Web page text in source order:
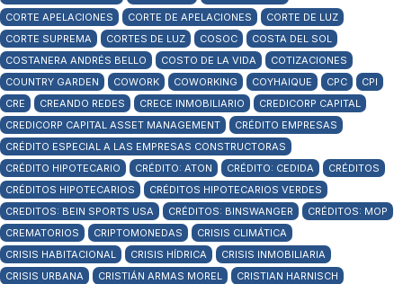
CORTE APELACIONES
CORTE DE APELACIONES
CORTE DE LUZ
CORTE SUPREMA
CORTES DE LUZ COSOC
COSTA DEL SOL
COSTANERA ANDRÉS BELLO
COSTO DE LA VIDA
COTIZACIONES
COUNTRY GARDEN
COWORK COWORKING COYHAIQUE CPC
CPI
CRE
CREANDO REDES CRECE INMOBILIARIO
CREDICORP CAPITAL
CREDICORP CAPITAL ASSET MANAGEMENT
CRÉDITO EMPRESAS
CRÉDITO ESPECIAL A LAS EMPRESAS CONSTRUCTORAS
CRÉDITO HIPOTECARIO
CRÉDITO: ATON CRÉDITO: CEDIDA
CRÉDITOS
CRÉDITOS HIPOTECARIOS
CRÉDITOS HIPOTECARIOS VERDES
CREDITOS: BEIN SPORTS USA
CRÉDITOS: BINSWANGER
CRÉDITOS: MOP
CREMATORIOS
CRIPTOMONEDAS
CRISIS CLIMÁTICA
CRISIS HABITACIONAL
CRISIS HÍDRICA
CRISIS INMOBILIARIA
CRISIS URBANA
CRISTIÁN ARMAS MOREL
CRISTIAN HARNISCH